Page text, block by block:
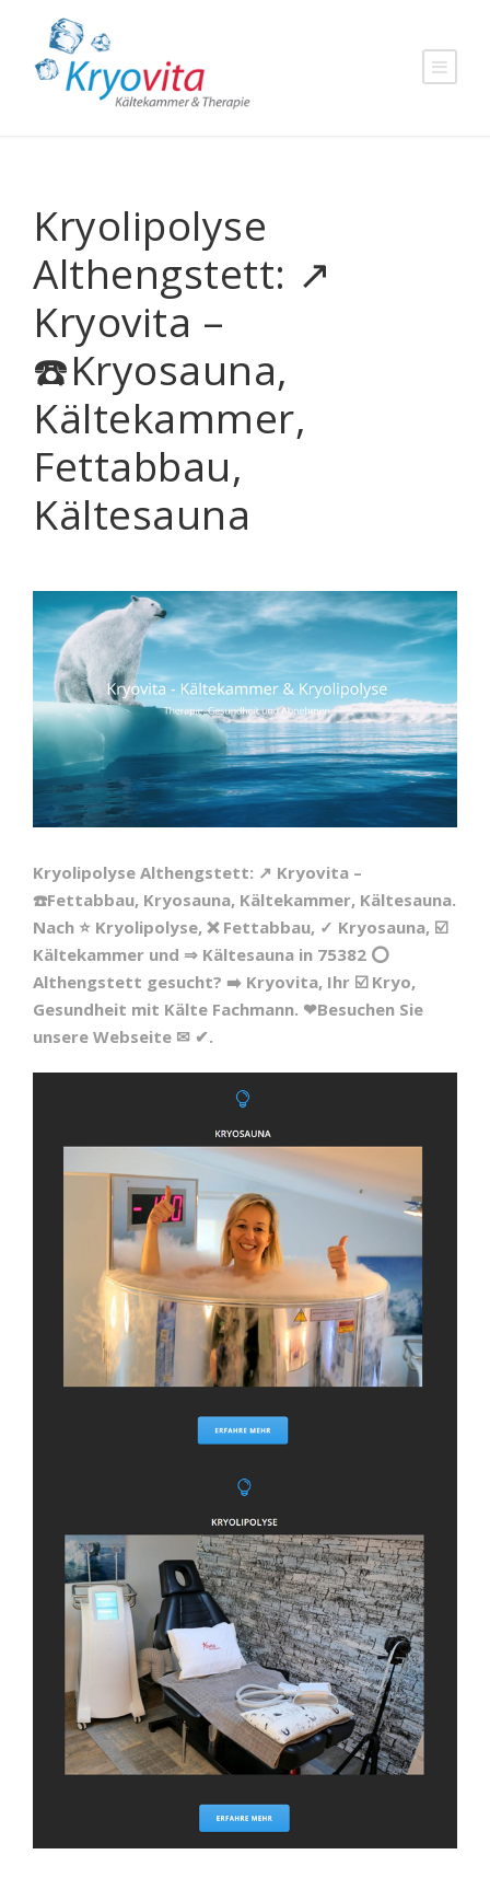
Kryolipolyse
Althengstett: ↗️
Kryovita –
☎️Kryosauna,
Kältekammer,
Fettabbau,
Kältesauna
Kryolipolyse Althengstett: ↗️ Kryovita –
☎️Fettabbau, Kryosauna, Kältekammer, Kältesauna.
Nach ⭐ Kryolipolyse, ❌ Fettabbau, ✓ Kryosauna, ☑️
Kältekammer und ⇒ Kältesauna in 75382 ⭕
Althengstett gesucht? ➡️ Kryovita, Ihr ☑️ Kryo,
Gesundheit mit Kälte Fachmann. ❤Besuchen Sie
unsere Webseite ✉ ✔.